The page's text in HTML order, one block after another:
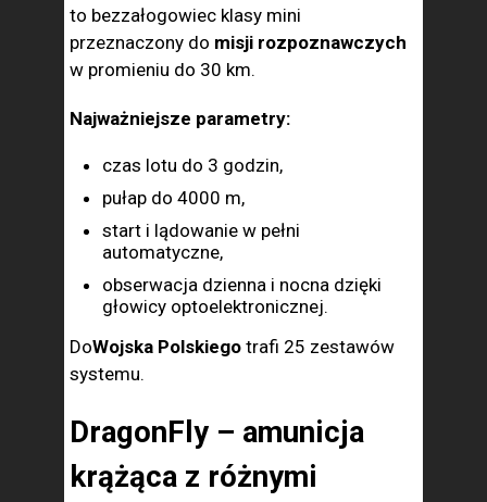
to bezzałogowiec klasy mini
przeznaczony do misji rozpoznawczych
w promieniu do 30 km.
Najważniejsze parametry:
czas lotu do 3 godzin,
pułap do 4000 m,
start i lądowanie w pełni
automatyczne,
obserwacja dzienna i nocna dzięki
głowicy optoelektronicznej.
DoWojska Polskiego trafi 25 zestawów
systemu.
DragonFly – amunicja
krążąca z różnymi